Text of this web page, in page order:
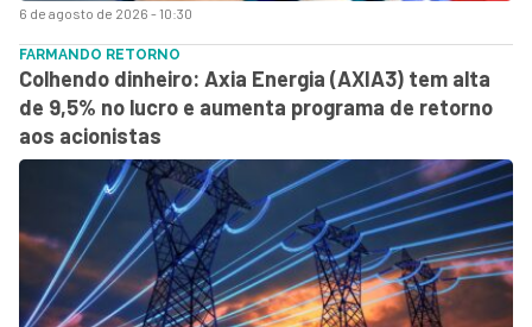
6 de agosto de 2026 - 10:30
FARMANDO RETORNO
Colhendo dinheiro: Axia Energia (AXIA3) tem alta
de 9,5% no lucro e aumenta programa de retorno
aos acionistas